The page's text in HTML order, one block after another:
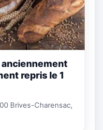
repris le 1
Brives-Charensac,